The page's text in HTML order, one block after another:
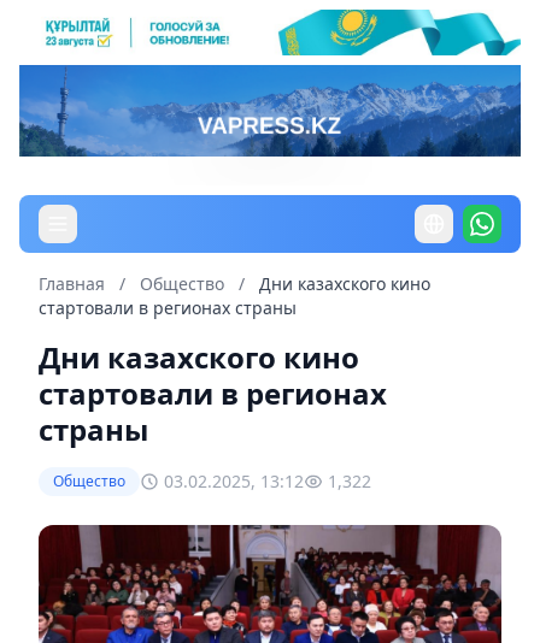
Главная / Общество /
Дни казахского кино
стартовали в регионах страны
Дни казахского кино
стартовали в регионах
страны
Общество 03.02.2025, 13:12 1,322